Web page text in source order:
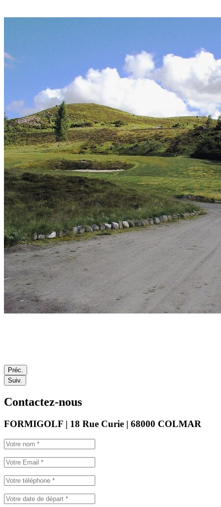
Préc.
Suiv.
Contactez-nous
FORMIGOLF | 18 Rue Curie | 68000 COLMAR